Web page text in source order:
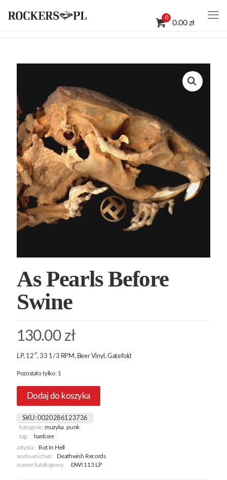
0
0.00 zł
As Pearls Before
Swine
130.00 zł
LP, 12″, 33 1/3 RPM, Beer Vinyl, Gatefold
Pozostało tylko: 1
Dodaj do koszyka
SKU:0020286123736
kategorie:muzyka,punk
tag:
hardcore
artysta:
Rot In Hell
wydawnictwo:
Deathwish Records
numer katalogowy:
DWI 113 LP